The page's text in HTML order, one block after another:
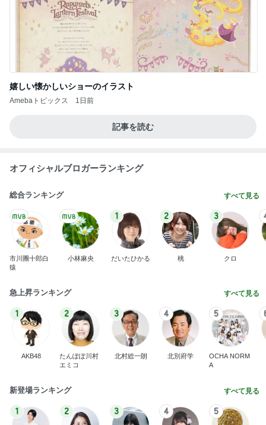
嬉しい懐かしいショーのイラスト
Amebaトピックス 1日前
記事を読む
オフィシャルブロガーランキング
総合ランキング すべて見る
市川團十郎白
猿
小林麻央
1
だいたひかる
2
桃
3
クロ
急上昇ランキング すべて見る
1
AKB48
2
たんぽぽ川村
エミコ
3
北村総一朗
4
北別府学
5
OCHA NORM
A
新登場ランキング すべて見る
1 2 3 4 5